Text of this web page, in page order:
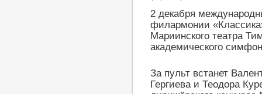
2 декабря
филармонии
Мариинского театра
академического
За пульт встанет
Гергиева и Теодора